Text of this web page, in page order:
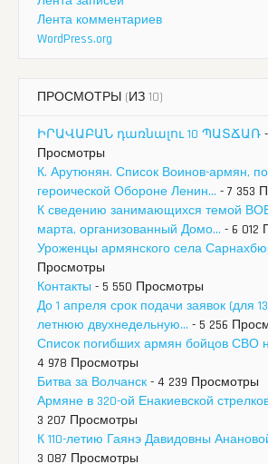
Лента комментариев
WordPress.org
ПРОСМОТРЫ (ИЗ 10)
ԻՐԱՎԱԲԱՆ դառնալու 10 ՊԱՏՃԱՌ
Просмотры
К. Арутюнян. Список Воинов-армян,
героической Обороне Ленин... - 7 353
К сведению занимающихся темой
марта, организованный Домо... - 6 012
Уроженцы армянского села
Просмотры
Контакты - 5 550 Просмотры
До 1 апреля срок подачи заявок (для
летнюю двухнедельную... - 5 256
Список погибших армян бойцов СВО
4 978 Просмотры
Битва за Волчанск - 4 239 Просмотры
Армяне в 320-ой Енакиевской
3 207 Просмотры
К 110-летию Гаянэ Давидовны
3 087 Просмотры